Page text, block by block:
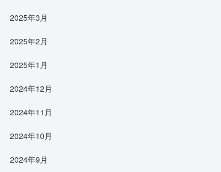
2025年3月
2025年2月
2025年1月
2024年12月
2024年11月
2024年10月
2024年9月